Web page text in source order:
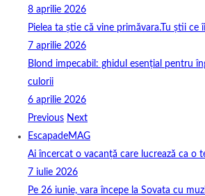
8 aprilie 2026
Pielea ta știe că vine primăvara.Tu știi ce
7 aprilie 2026
Blond impecabil: ghidul esențial pentru
culorii
6 aprilie 2026
Previous Next
EscapadeMAG
Ai încercat o vacanță care lucrează ca o
7 iulie 2026
Pe 26 iunie, vara începe la Sovata cu